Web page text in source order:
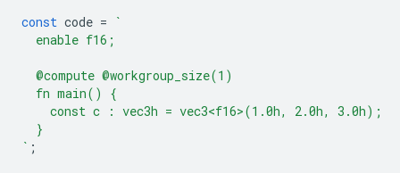
const code =
`
  enable f16;
  @compute @workgroup_size(1)
  fn main() {
    const c : vec3h = vec3<f16>(1.0h, 2.0h, 3.0h);
  }
` ;